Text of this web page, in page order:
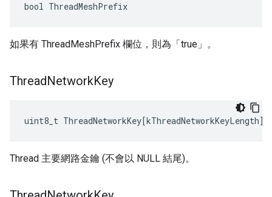
bool ThreadMeshPrefix
如果有 ThreadMeshPrefix 欄位，則為「true」。
ThreadNetworkKey
uint8_t ThreadNetworkKey[kThreadNetworkKeyLength]
Thread 主要網路金鑰 (不會以 NULL 結尾)。